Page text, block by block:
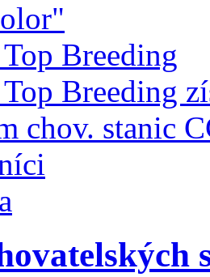
Breeding
Breeding
chov. stanic